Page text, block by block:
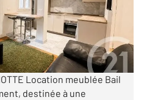
à louer
Location meublée Bail
destinée à une